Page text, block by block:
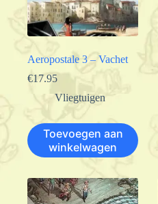
Aeropostale 3 – Vachet
€17.95
Vliegtuigen
Toevoegen aan
winkelwagen